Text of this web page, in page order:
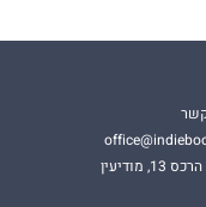
מודיעין